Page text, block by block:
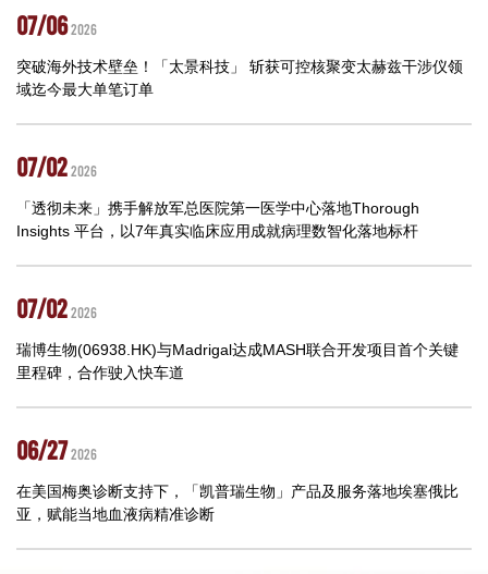
07/062026
突破海外技术壁垒！「太景科技」 斩获可控核聚变太赫兹干涉仪领
域迄今最大单笔订单
07/022026
「透彻未来」携手解放军总医院第一医学中心落地Thorough
Insights 平台，以7年真实临床应用成就病理数智化落地标杆
07/022026
瑞博生物(06938.HK)与Madrigal达成MASH联合开发项目首个关键
里程碑，合作驶入快车道
06/272026
在美国梅奥诊断支持下，「凯普瑞生物」产品及服务落地埃塞俄比
亚，赋能当地血液病精准诊断